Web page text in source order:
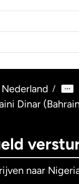
/
Dinar
naar